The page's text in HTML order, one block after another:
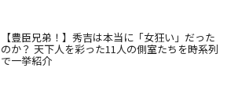
【豊臣兄弟！】秀吉は本当に「女狂い」だった
のか？ 天下人を彩った11人の側室たちを時系列
で一挙紹介